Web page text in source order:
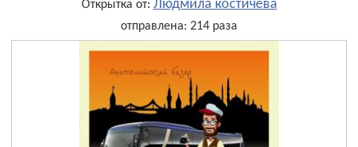
Открытка от: Людмила костичева
отправлена: 214 раза